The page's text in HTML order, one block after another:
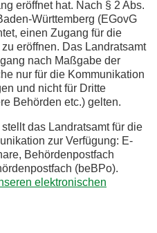
eröffnet hat. Nach § 2 Abs.
Württemberg (EGovG
einen Zugang für die
eröffnen. Das Landratsamt
nach Maßgabe der
nur für die Kommunikation
und nicht für Dritte
Behörden etc.) gelten.
das Landratsamt für die
zur Verfügung: E-
Behördenpostfach
(beBPo).
elektronischen